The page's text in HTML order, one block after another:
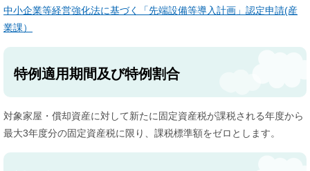
中小企業等経営強化法に基づく「先端設備等導入計画」認定申請(産
業課）
特例適用期間及び特例割合
対象家屋・償却資産に対して新たに固定資産税が課税される年度から
最大3年度分の固定資産税に限り、課税標準額をゼロとします。